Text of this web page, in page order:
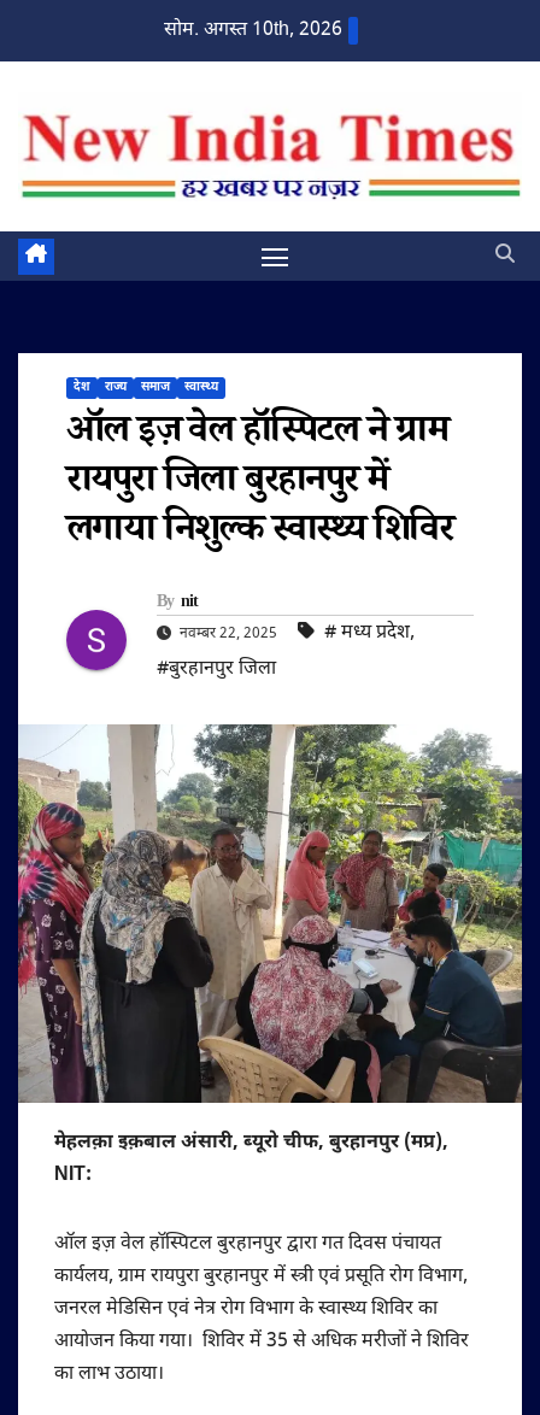
सोम. अगस्त 10th, 2026
देश राज्य समाज स्वास्थ्य
ऑल इज़ वेल हॉस्पिटल ने ग्राम
रायपुरा जिला बुरहानपुर में
लगाया निशुल्क स्वास्थ्य शिविर
By nit
नवम्बर 22, 2025 #‌ मध्य प्रदेश,
#बुरहानपुर जिला
मेहलक़ा इक़बाल अंसारी, ब्यूरो चीफ, बुरहानपुर (मप्र),
NIT:
ऑल इज़ वेल हॉस्पिटल बुरहानपुर द्वारा गत दिवस पंचायत
कार्यलय, ग्राम रायपुरा बुरहानपुर में स्त्री एवं प्रसूति रोग विभाग,
जनरल मेडिसिन एवं नेत्र रोग विभाग के स्वास्थ्य शिविर का
आयोजन किया गया। शिविर में 35 से अधिक मरीजों ने शिविर
का लाभ उठाया।